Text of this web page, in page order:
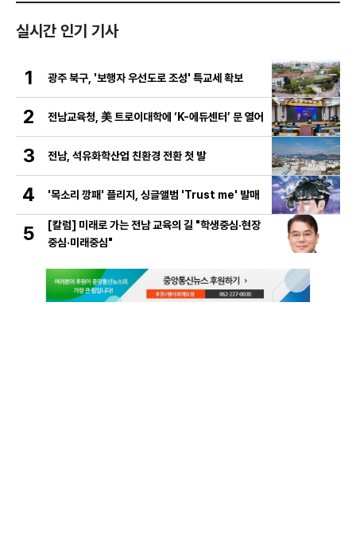
실시간 인기 기사
1 광주 북구, '보행자 우선도로 조성' 특교세 확보
2 전남교육청, 美 트로이대학에 ‘K-에듀센터’ 문 열어
3 전남, 석유화학산업 친환경 전환 첫 발
4 '목소리 깡패' 플리지, 싱글앨범 'Trust me' 발매
5
[칼럼] 미래로 가는 전남 교육의 길 "학생중심·현장
중심·미래중심"